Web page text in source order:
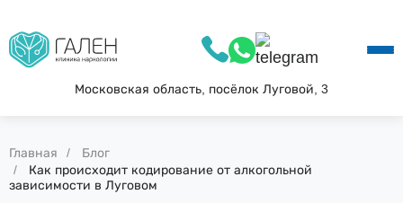
Московская область, посёлок Луговой, 3
О КЛИНИКЕ
УСЛУГИ
КОНТАКТЫ
Главная
Блог
Как происходит кодирование от алкогольной
зависимости в Луговом